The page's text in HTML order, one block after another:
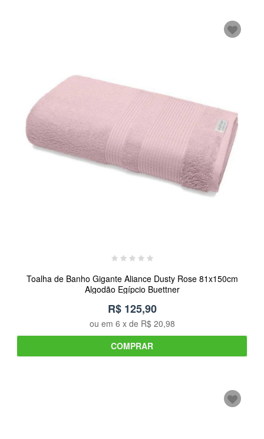
Toalha de Banho Gigante Aliance Dusty Rose 81x150cm
Algodão Egípcio Buettner
R$ 125,90
ou em 6 x de R$ 20,98
COMPRAR